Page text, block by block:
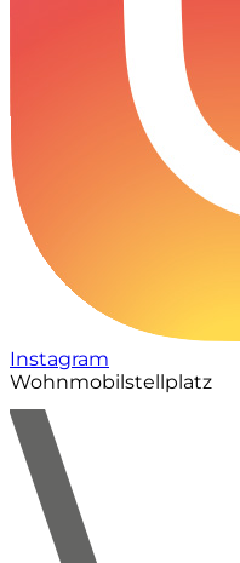
Instagram
Wohnmobilstellplatz